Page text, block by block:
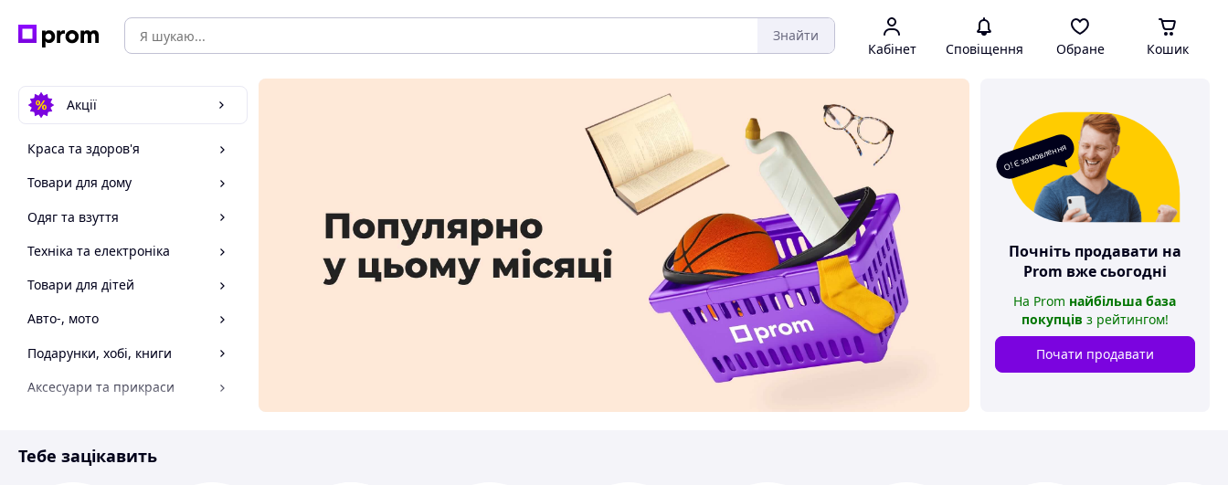
Знайти
Кабінет Сповіщення Обране Кошик
Акції
Краса та здоров'я
Товари для дому
Одяг та взуття
Техніка та електроніка
Товари для дітей
Авто-, мото
Подарунки, хобі, книги
Аксесуари та прикраси
Спорт і відпочинок
О! Є замовлення
Почніть продавати на
Prom вже сьогодні
На Prom найбільша база
покупців з рейтингом!
Почати продавати
Тебе зацікавить